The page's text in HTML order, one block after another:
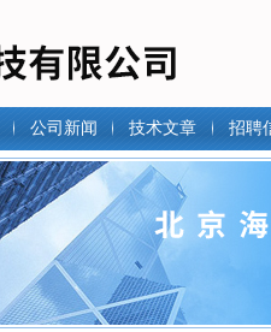
公司新闻 技术文章 招聘